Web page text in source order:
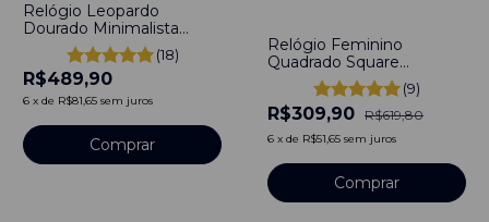
Relógio Leopardo
Dourado Minimalista
Quartzo Luxo
(18)
R$489,90
6 x de R$81,65 sem juros
Relógio Feminino
Quadrado Square
Minimalista Tafy Pulseira
Couro Branco Aço
inoxidável 40mm
(9)
R$309,90 R$619,80
6 x de R$51,65 sem juros
Comprar